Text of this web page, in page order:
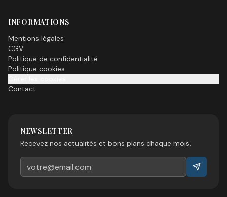
INFORMATIONS
Mentions légales
CGV
Politique de confidentialité
Politique cookies
Contact
NEWSLETTER
Recevez nos actualités et bons plans chaque mois.